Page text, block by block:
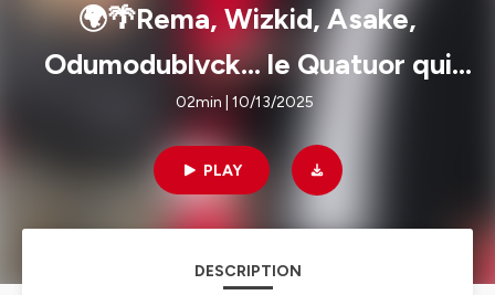
🌍🌴Rema, Wizkid, Asake,
Odumodublvck… le Quatuor qui
fait bouger le Nigéria 🔥
02min | 10/13/2025
PLAY
DESCRIPTION